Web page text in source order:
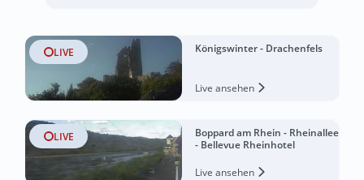
LIVE Königswinter - Drachenfels
Live ansehen
LIVE
Boppard am Rhein - Rheinallee
- Bellevue Rheinhotel
Live ansehen